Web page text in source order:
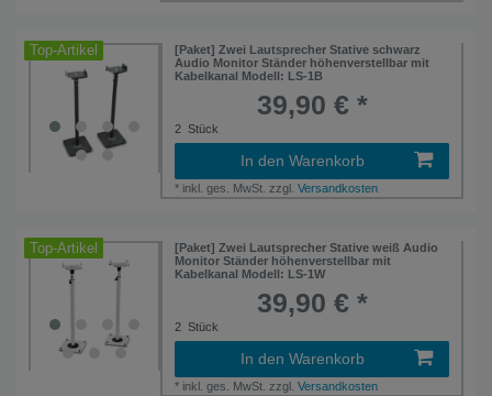
Top-Artikel
[Paket] Zwei Lautsprecher Stative schwarz
Audio Monitor Ständer höhenverstellbar mit
Kabelkanal Modell: LS-1B
39,90 € *
2 Stück
In den Warenkorb
* inkl. ges. MwSt. zzgl.Versandkosten
Top-Artikel
[Paket] Zwei Lautsprecher Stative weiß Audio
Monitor Ständer höhenverstellbar mit
Kabelkanal Modell: LS-1W
39,90 € *
2 Stück
In den Warenkorb
* inkl. ges. MwSt. zzgl.Versandkosten